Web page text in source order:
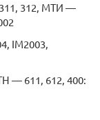
312, МТИ —
IM2003,
— 611, 612, 400: